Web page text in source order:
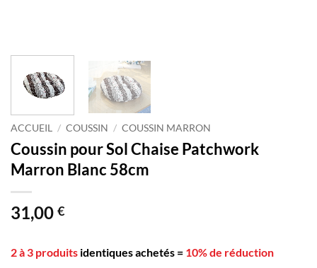
ACCUEIL / COUSSIN / COUSSIN MARRON
Coussin pour Sol Chaise Patchwork
Marron Blanc 58cm
31,00 €
2 à 3 produits identiques achetés = 10% de réduction